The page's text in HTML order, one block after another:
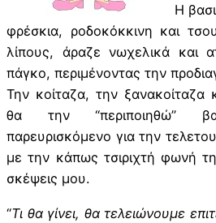
Η
φρέσκια, ροδοκόκκινη και
λίπους, άραζε νωχελικά και
πάγκο, περιμένοντας την
Την κοίταζα, την
θα την “περιποιηθώ”
παρευρισκόμενο για την
με την κάπως τσιριχτή φωνή
σκέψεις μου.
“Τι θα γίνει, θα τελειώνουμε